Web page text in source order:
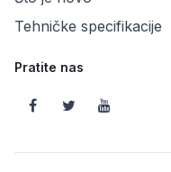
Tehničke specifikacije
Pratite nas